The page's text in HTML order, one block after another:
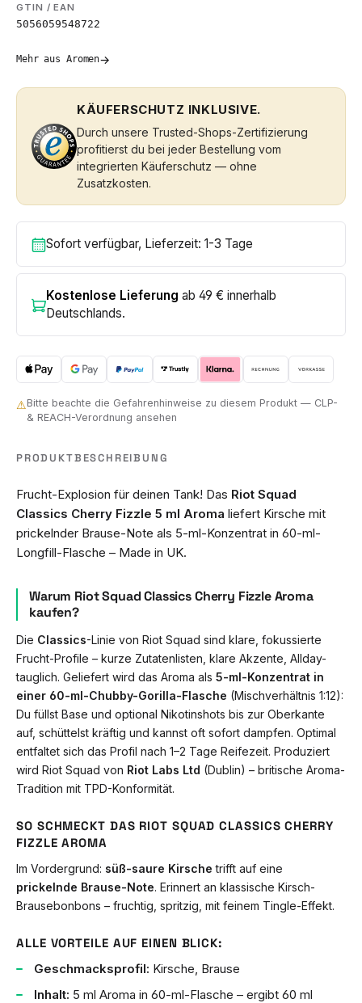
GTIN / EAN
5056059548722
Mehr aus Aromen→
KÄUFERSCHUTZ INKLUSIVE.
Durch unsere Trusted-Shops-Zertifizierung
profitierst du bei jeder Bestellung vom
integrierten Käuferschutz — ohne
Zusatzkosten.
Sofort verfügbar, Lieferzeit: 1-3 Tage
Kostenlose Lieferung ab 49 € innerhalb
Deutschlands.
⚠Bitte beachte die Gefahrenhinweise zu diesem Produkt — CLP-
& REACH-Verordnung ansehen
PRODUKTBESCHREIBUNG
Frucht-Explosion für deinen Tank! Das Riot Squad
Classics Cherry Fizzle 5 ml Aroma liefert Kirsche mit
prickelnder Brause-Note als 5-ml-Konzentrat in 60-ml-
Longfill-Flasche – Made in UK.
Warum Riot Squad Classics Cherry Fizzle Aroma
kaufen?
Die Classics-Linie von Riot Squad sind klare, fokussierte
Frucht-Profile – kurze Zutatenlisten, klare Akzente, Allday-
tauglich. Geliefert wird das Aroma als 5-ml-Konzentrat in
einer 60-ml-Chubby-Gorilla-Flasche (Mischverhältnis 1:12):
Du füllst Base und optional Nikotinshots bis zur Oberkante
auf, schüttelst kräftig und kannst oft sofort dampfen. Optimal
entfaltet sich das Profil nach 1–2 Tage Reifezeit. Produziert
wird Riot Squad von Riot Labs Ltd (Dublin) – britische Aroma-
Tradition mit TPD-Konformität.
SO SCHMECKT DAS RIOT SQUAD CLASSICS CHERRY
FIZZLE AROMA
Im Vordergrund: süß-saure Kirsche trifft auf eine
prickelnde Brause-Note. Erinnert an klassische Kirsch-
Brausebonbons – fruchtig, spritzig, mit feinem Tingle-Effekt.
ALLE VORTEILE AUF EINEN BLICK:
Geschmacksprofil: Kirsche, Brause
Inhalt: 5 ml Aroma in 60-ml-Flasche – ergibt 60 ml